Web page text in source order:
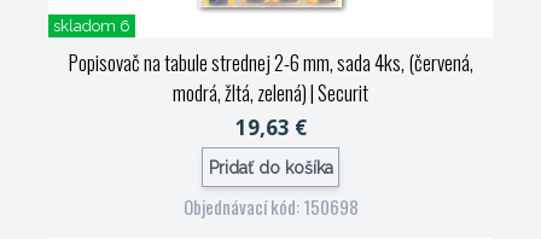
skladom 6
Popisovač na tabule strednej 2-6 mm, sada 4ks, (červená,
modrá, žltá, zelená)| Securit
19,63 €
Pridať do košíka
Objednávací kód: 150698